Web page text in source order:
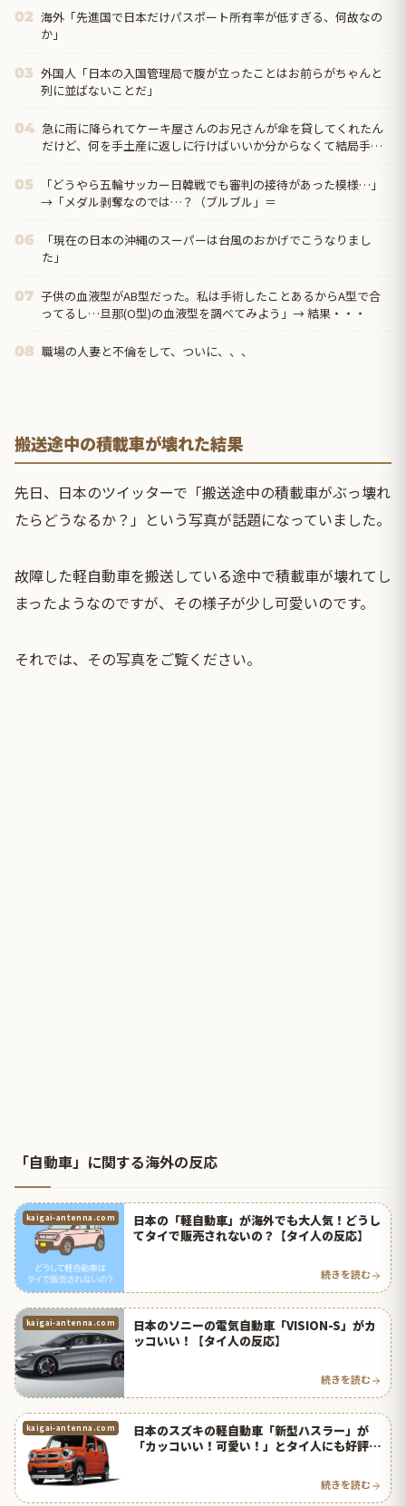
02 海外「先進国で日本だけパスポート所有率が低すぎる、何故なの
か」
03 外国人「日本の入国管理局で腹が立ったことはお前らがちゃんと
列に並ばないことだ」
04 急に雨に降られてケーキ屋さんのお兄さんが傘を貸してくれたん
だけど、何を手土産に返しに行けばいいか分からなくて結局手ぶ
05
「どうやら五輪サッカー日韓戦でも審判の接待があった模様…」
→「メダル剥奪なのでは…？（ブルブル」＝
06
「現在の日本の沖縄のスーパーは台風のおかげでこうなりまし
た」
07 子供の血液型がAB型だった。私は手術したことあるからA型で合
ってるし…旦那(O型)の血液型を調べてみよう」→ 結果・・・
08 職場の人妻と不倫をして、ついに、、、
搬送途中の積載車が壊れた結果
先日、日本のツイッターで「搬送途中の積載車がぶっ壊れ
たらどうなるか？」という写真が話題になっていました。
故障した軽自動車を搬送している途中で積載車が壊れてし
まったようなのですが、その様子が少し可愛いのです。
それでは、その写真をご覧ください。
「自動車」に関する海外の反応
kaigai-antenna.com
日本の「軽自動車」が海外でも大人気！どうし
てタイで販売されないの？【タイ人の反応】
続きを読む
kaigai-antenna.com
日本のソニーの電気自動車「VISION-S」がカ
ッコいい！【タイ人の反応】
続きを読む
kaigai-antenna.com
日本のスズキの軽自動車「新型ハスラー」が
「カッコいい！可愛い！」とタイ人にも好評
続きを読む